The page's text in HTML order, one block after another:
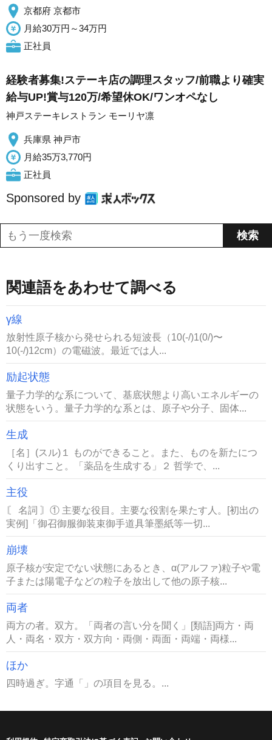
京都府 京都市
月給30万円～34万円
正社員
経験者募集!ステーキ店の調理スタッフ/前職より確実
給与UP!賞与120万/希望休OK/ワンオペなし
神戸ステーキレストラン モーリヤ凛
兵庫県 神戸市
月給35万3,770円
正社員
Sponsored by
関連語をあわせて調べる
γ線
放射性原子核から発せられる短波長（10(-/)1(0/)〜
10(-/)12cm）の電磁波。最近では人...
励起状態
量子力学的な系について、基底状態より高いエネルギーの
状態をいう。量子力学的な系とは、原子や分子、固体...
生成
［名］(スル)１ ものができること。また、ものを新たにつ
くり出すこと。「薬品を生成する」２ 哲学で、...
主役
〘 名詞 〙① 主要な役目。主要な役割を果たす人。[初出の
実例]「御召御服御装束御手道具筆墨紙等一切...
崩壊
原子核が安定でない状態にあるとき、α(アルファ)粒子や電
子または陽電子などの粒子を放出して他の原子核...
両者
両方の者。双方。「両者の言い分を聞く」[類語]両方・両
人・両名・双方・双方向・両側・両面・両端・両様...
ほか
四時過ぎ。字通「」の項目を見る。...